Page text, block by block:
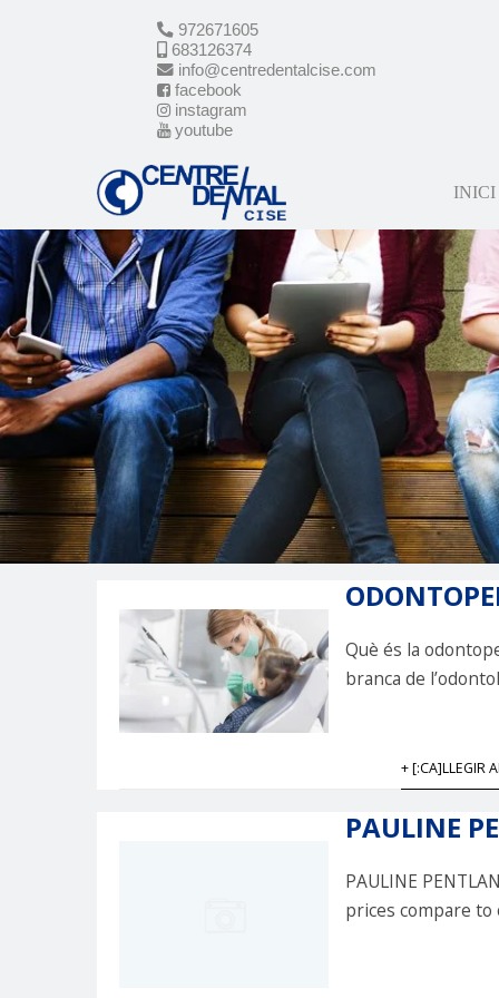
972671605
683126374
info@centredentalcise.com
facebook
instagram
youtube
INICI
Què és la
branca de
+ [:CA]LLEGIR
PAULINE
PAULINE
prices compare to